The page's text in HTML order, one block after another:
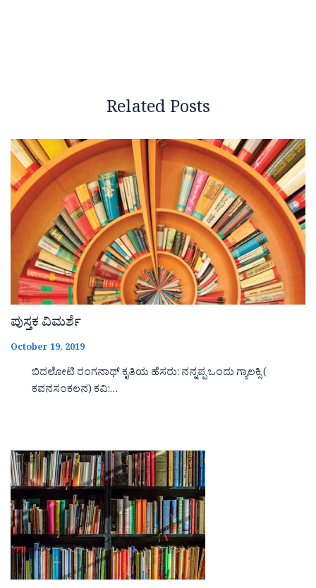
Related Posts
ಪುಸ್ತಕ ವಿಮರ್ಶೆ
October 19, 2019
ಬಿದಲೋಟಿ ರಂಗನಾಥ್ ಕೃತಿಯ ಹೆಸರು: ನನ್ನಪ್ಪ ಒಂದು ಗ್ಯಾಲಕ್ಸಿ (
ಕವನಸಂಕಲನ) ಕವಿ:…